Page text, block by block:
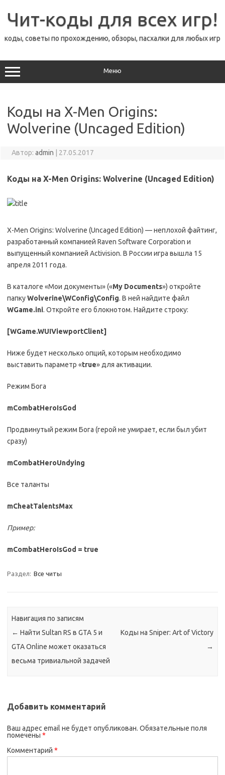
содержимому
Чит-коды для всех игр!
коды, советы по прохождению, обзоры, пасхалки для любых игр
Меню
Коды на X-Men Origins:
Wolverine (Uncaged Edition)
Автор: admin 27.05.2017
Коды на X-Men Origins: Wolverine (Uncaged Edition)
X-Men Origins: Wolverine (Uncaged Edition) — неплохой файтинг,
разработанный компанией Raven Software Corporation и
выпущенный компанией Activision. В России игра вышла 15
апреля 2011 года.
В каталоге «Мои документы» («My Documents») откройте
папкуWolverine\WConfig\Config. В ней найдите файл
WGame.ini. Откройте его блокнотом. Найдите строку:
[WGame.WUIViewportClient]
Ниже будет несколько опций, которым необходимо
выставить параметр «true» для активации.
Режим Бога
mCombatHeroIsGod
Продвинутый режим Бога (герой не умирает, если был убит
сразу)
mCombatHeroUndying
Все таланты
mCheatTalentsMax
Пример:
mCombatHeroIsGod = true
Раздел: Все читы
Навигация по записям
← Найти Sultan RS в GTA 5 и
GTA Online может оказаться
весьма тривиальной задачей
Коды на Sniper: Art of Victory
→
Добавить комментарий
Ваш адрес email не будет опубликован. Обязательные поля
помечены *
Комментарий *